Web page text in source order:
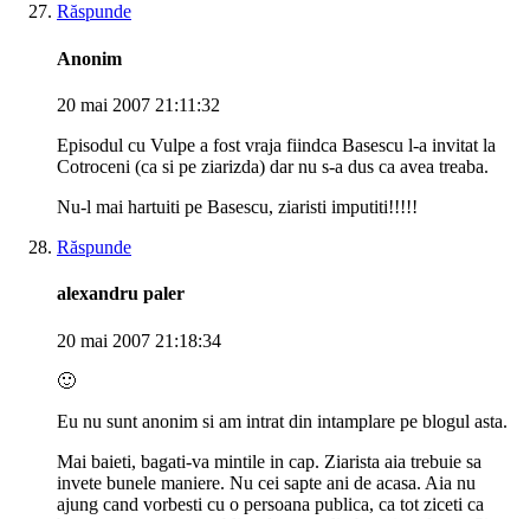
Răspunde
Anonim
20 mai 2007 21:11:32
Episodul cu Vulpe a fost vraja fiindca Basescu l-a invitat la
Cotroceni (ca si pe ziarizda) dar nu s-a dus ca avea treaba.
Nu-l mai hartuiti pe Basescu, ziaristi imputiti!!!!!
Răspunde
alexandru paler
20 mai 2007 21:18:34
🙂
Eu nu sunt anonim si am intrat din intamplare pe blogul asta.
Mai baieti, bagati-va mintile in cap. Ziarista aia trebuie sa
invete bunele maniere. Nu cei sapte ani de acasa. Aia nu
ajung cand vorbesti cu o persoana publica, ca tot ziceti ca